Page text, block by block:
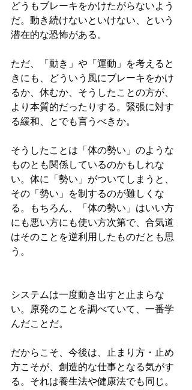
どうもブレーキをかけたがらないよう
だ。動き続けないといけない、という
潜在的な恐怖がある。
ただ、「動き」や「運動」を考えると
きにも、どういう風にブレーキをかけ
るか、休むか、そうしたことの方が、
より本質的だったりする。緊張に対す
る緩和、とでも言うべきか。
そうしたことは「体の勢い」のような
ものとも関係しているのかもしれな
い。体に「勢い」がついてしまうと、
その「勢い」を制するのが難しくな
る。もちろん、「体の勢い」はいい方
にも悪い方にも使い方次第で、合気道
はそのことを逆利用したものだとも思
う。
システムは一度動き出すと止まらな
い。原発のことを調べていて、一番学
んだことだ。
だからこそ、今後は、止まり方・止め
方こそが、創造的な仕事となる気がす
る。それは養生法や健康法でも同じ。